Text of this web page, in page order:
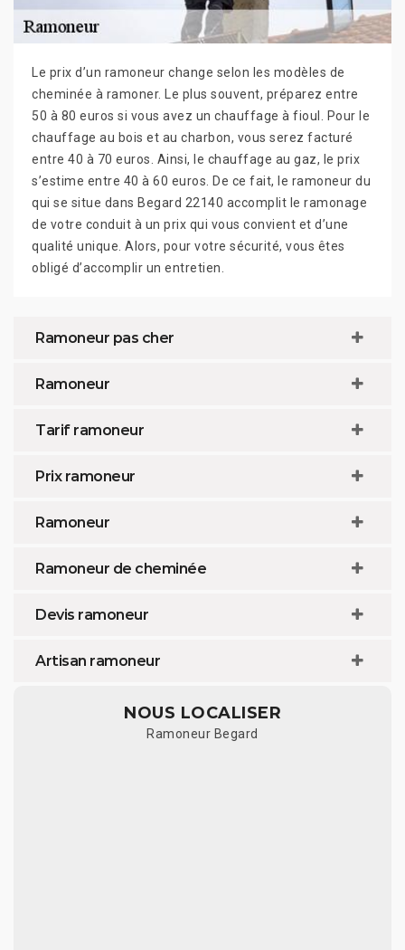
Le prix d’un ramoneur change selon les modèles de
cheminée à ramoner. Le plus souvent, préparez entre
50 à 80 euros si vous avez un chauffage à fioul. Pour le
chauffage au bois et au charbon, vous serez facturé
entre 40 à 70 euros. Ainsi, le chauffage au gaz, le prix
s’estime entre 40 à 60 euros. De ce fait, le ramoneur du
qui se situe dans Begard 22140 accomplit le ramonage
de votre conduit à un prix qui vous convient et d’une
qualité unique. Alors, pour votre sécurité, vous êtes
obligé d’accomplir un entretien.
Ramoneur pas cher
Ramoneur
Tarif ramoneur
Prix ramoneur
Ramoneur
Ramoneur de cheminée
Devis ramoneur
Artisan ramoneur
NOUS LOCALISER
Ramoneur Begard